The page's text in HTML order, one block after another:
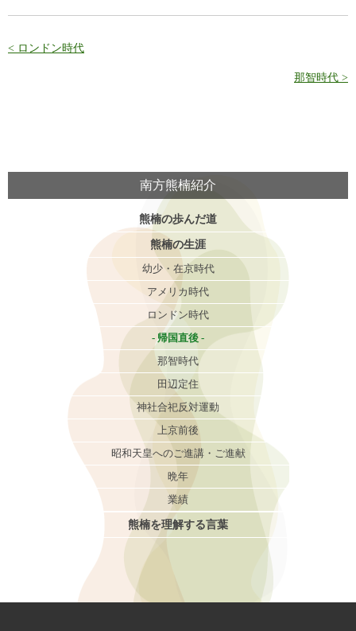
< ロンドン時代
那智時代 >
南方熊楠紹介
熊楠の歩んだ道
熊楠の生涯
幼少・在京時代
アメリカ時代
ロンドン時代
帰国直後
那智時代
田辺定住
神社合祀反対運動
上京前後
昭和天皇へのご進講・ご進献
晩年
業績
熊楠を理解する言葉